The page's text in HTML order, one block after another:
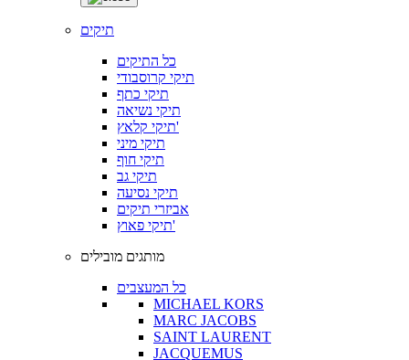
תיקים
כל התיקים
תיקי קרוסבודי
תיקי כתף
תיקי נשיאה
תיקי קלאץ'
תיקי מיני
תיקי חוף
תיקי גב
תיקי נסיעה
אביזרי תיקים
תיקי פאוץ'
מותגים מובילים
כל המעצבים
MICHAEL KORS
MARC JACOBS
SAINT LAURENT
JACQUEMUS